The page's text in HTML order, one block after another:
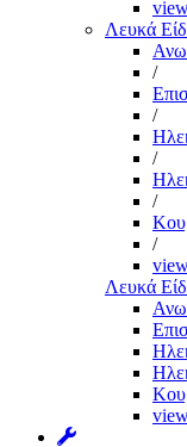
Λευκά
/
/
/
/
/
Λευκά